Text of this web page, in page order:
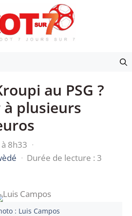
au PSG ?
plusieurs
8h33 ·
· Durée de lecture : 3
: Luis Campos